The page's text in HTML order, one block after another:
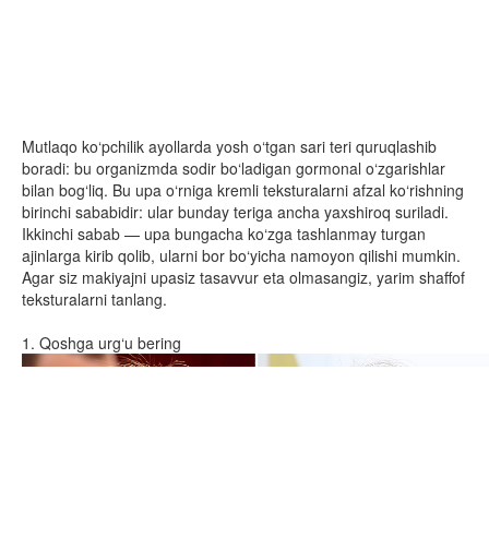
Mutlaqo ko‘pchilik ayollarda yosh o‘tgan sari teri quruqlashib
boradi: bu organizmda sodir bo‘ladigan gormonal o‘zgarishlar
bilan bog‘liq. Bu upa o‘rniga kremli teksturalarni afzal ko‘rishning
birinchi sababidir: ular bunday teriga ancha yaxshiroq suriladi.
Ikkinchi sabab — upa bungacha ko‘zga tashlanmay turgan
ajinlarga kirib qolib, ularni bor bo‘yicha namoyon qilishi mumkin.
Agar siz makiyajni upasiz tasavvur eta olmasangiz, yarim shaffof
teksturalarni tanlang.
1. Qoshga urg‘u bering